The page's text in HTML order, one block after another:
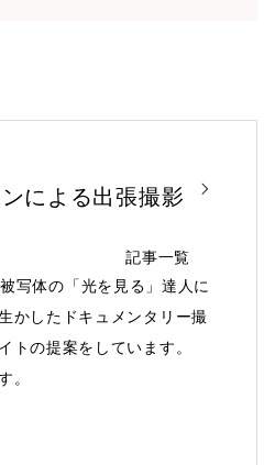
による出張撮影
記事一覧
写体の「光を見る」達人に
かしたドキュメンタリー撮
トの提案をしています。
。